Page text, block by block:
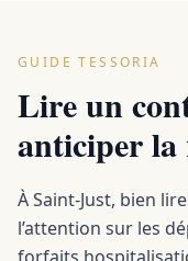
GUIDE TESSORIA
Lire un
anticiper
À Saint-Just, bien
l’attention sur les